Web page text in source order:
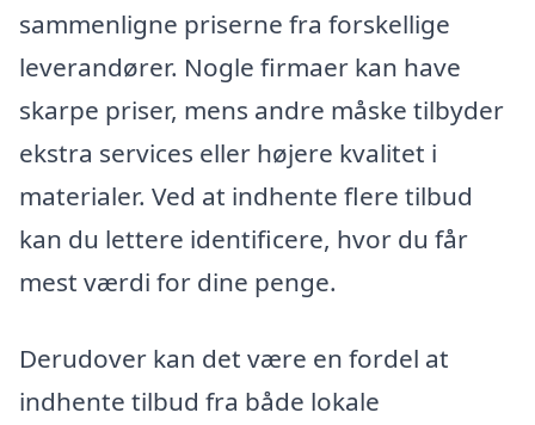
sammenligne priserne fra forskellige
leverandører. Nogle firmaer kan have
skarpe priser, mens andre måske tilbyder
ekstra services eller højere kvalitet i
materialer. Ved at indhente flere tilbud
kan du lettere identificere, hvor du får
mest værdi for dine penge.
Derudover kan det være en fordel at
indhente tilbud fra både lokale